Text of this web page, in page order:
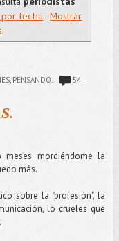
fecha Mostrar
, PENSANDO..
54
mordiéndome la
más.
sobre la "profesión", la
lo crueles que